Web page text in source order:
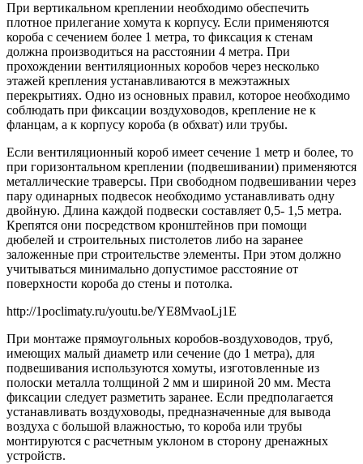
При вертикальном креплении необходимо обеспечить
плотное прилегание хомута к корпусу. Если применяются
короба с сечением более 1 метра, то фиксация к стенам
должна производиться на расстоянии 4 метра. При
прохождении вентиляционных коробов через несколько
этажей крепления устанавливаются в межэтажных
перекрытиях. Одно из основных правил, которое необходимо
соблюдать при фиксации воздуховодов, крепление не к
фланцам, а к корпусу короба (в обхват) или трубы.
Если вентиляционный короб имеет сечение 1 метр и более, то
при горизонтальном креплении (подвешивании) применяются
металлические траверсы. При свободном подвешивании через
пару одинарных подвесок необходимо устанавливать одну
двойную. Длина каждой подвески составляет 0,5- 1,5 метра.
Крепятся они посредством кронштейнов при помощи
дюбелей и строительных пистолетов либо на заранее
заложенные при строительстве элементы. При этом должно
учитываться минимально допустимое расстояние от
поверхности короба до стены и потолка.
http://1poclimaty.ru/youtu.be/YE8MvaoLj1E
При монтаже прямоугольных коробов-воздуховодов, труб,
имеющих малый диаметр или сечение (до 1 метра), для
подвешивания используются хомуты, изготовленные из
полоски металла толщиной 2 мм и шириной 20 мм. Места
фиксации следует разметить заранее. Если предполагается
устанавливать воздуховоды, предназначенные для вывода
воздуха с большой влажностью, то короба или трубы
монтируются с расчетным уклоном в сторону дренажных
устройств.